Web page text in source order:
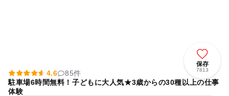
保存
7813
4.6
85件
駐車場6時間無料！子どもに大人気★3歳からの30種以上の仕事
体験